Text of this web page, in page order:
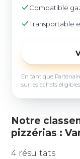
Compatible
Transportable
En tant que
sur les achats
Notre
pizzérias :
4 résultats